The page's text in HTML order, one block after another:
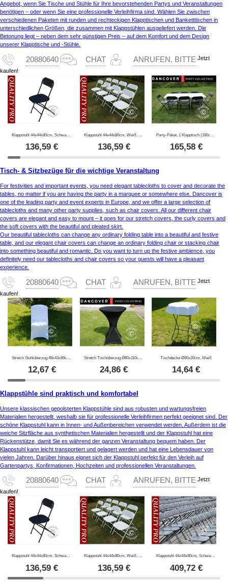
Angebot, wenn Sie Tische und Stühle für Ihre bevorstehenden Partys und Veranstaltungen
benötigen – oder wenn Sie eine professionelle Verleihfirma sind. Wählen Sie zwischen
verschiedenen Paketen mit runden und rechteckigen Klapptischen und Banketttischen in
unterschiedlichen Größen, die zusammen mit Klappstühlen ausgeliefert werden. Die
Betonung liegt – neben dem sehr günstigen Preis – auf dem Komfort und dem Design
unserer Klapptische und -Stühle.
20880640 CHAT ANRUFEN, BITTE Jetzt
kaufen!
136,59 € 136,59€
Party-Paket, 1 Klapptisch (180cm) + 8 Klappstühle, Hellgrau/Schwarz
165,58€
Tisch- & Sitzbezüge für die wichtige Veranstaltung
For festivities and important events, you need elegant tablecloths to cover and decorate the
tables, no matter if you are having the party in a marquee or somewhere else. Dancover is
one of the leading party and event experts in Europe, and we offer a large selection of
tablecloths and many other party supplies, such as chair covers. All our different chair
covers are elegant and easy to mount – it goes for our stretch covers, the curly covers and
the soft covers with the beautiful and pleated skirt.
Our beautiful tablecloths can change any ordinary folding table into a beautiful and festive
table, and our elegant chair covers can change an ordinary folding chair or stacking chair
into something beautiful and romantic. Do you want to turn up the festive ambience, you
definitely need our tablecloths and chair covers so your guests will have a pleasant
experience.
20880640 CHAT ANRUFEN, BITTE Jetzt
kaufen!
12,67€ 24,86 €
Tischdecke Ø80x20cm, Weiß
14,64€
Klappstühle sind praktisch und komfortabel
Unsere klassischen gepolsterten Klappstühle sind aus robusten und wartungsfreien
Materialien hergestellt, weshalb sie für professionelle Verleihfirmen perfekt geeignet sind. Der
schöne Klappstuhl kann in Innen- und Außenbereichen verwendet werden. Außerdem ist die
weiche Sitzfläche aus synthetischen Materialien hergestellt und der Klappstuhl hat eine
Rückenstütze, damit Sie es während der ganzen Veranstaltung bequem haben. Der
Klappstuhl kann leicht transportiert und gelagert werden und hat eine Lebensdauer von
vielen Jahren. Darüber hinaus eignet sich der Klappstuhl perfekt für den Verleih auf
Gartenpartys, Konfirmationen, Hochzeiten und professionellen Veranstaltungen.
20880640 CHAT ANRUFEN, BITTE Jetzt
kaufen!
Klappstuhl 44x44x80cm, Schwarz, 8 St.
136,59 €
Klappstuhl 44x44x80cm, Weiß, 8 St.
136,59€
Klappstuhl 44x44x80cm, Schwarz, 24 St.
409,72€